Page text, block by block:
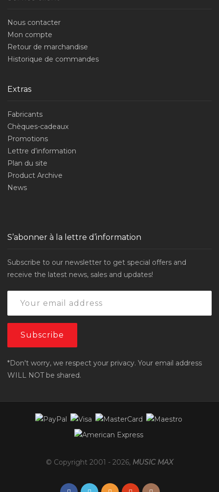
Nous contacter
Mon compte
Retour de marchandise
Historique de commandes
Extras
Fabricants
Chèques-cadeaux
Promotions
Lettre d’information
Plan du site
Product Archive
News
S’abonner à la lettre d’information
Subscribe to our newsletter to get special offers and
receive the latest news, sales and updates!
*Don't worry, we respect your privacy. Your email address
WILL NOT be shared.
© Copyright 2001 - 2026, MUSIC MAX